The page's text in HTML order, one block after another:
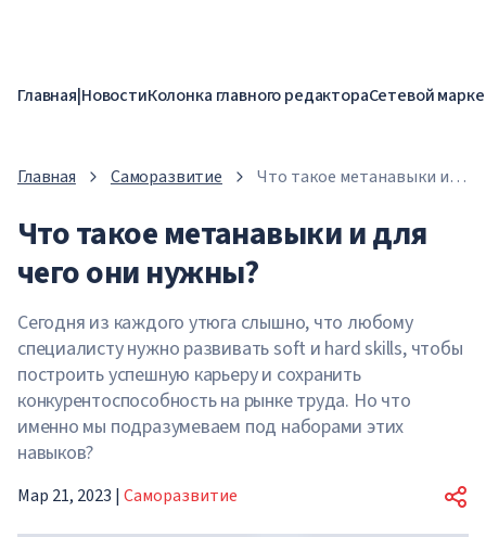
Главная|НовостиКолонка главного редактораСетевой
Главная Саморазвитие
Что такое метанавыки и
Что такое метанавыки и для
чего они нужны?
Сегодня из каждого утюга слышно, что любому
специалисту нужно развивать soft и hard skills, чтобы
построить успешную карьеру и сохранить
конкурентоспособность на рынке труда. Но что
именно мы подразумеваем под наборами этих
навыков?
Мар 21, 2023 | Саморазвитие